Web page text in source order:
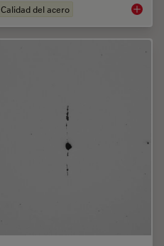
Calidad del acero How to